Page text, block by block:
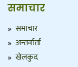
समाचार
समाचार
अन्तर्वार्ता
खेलकुद